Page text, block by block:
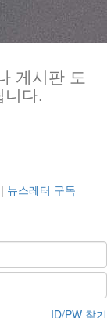
게시판 도
다.
| 뉴스레터 구독
ID/PW 찾기